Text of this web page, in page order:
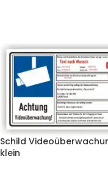
Schild
klein